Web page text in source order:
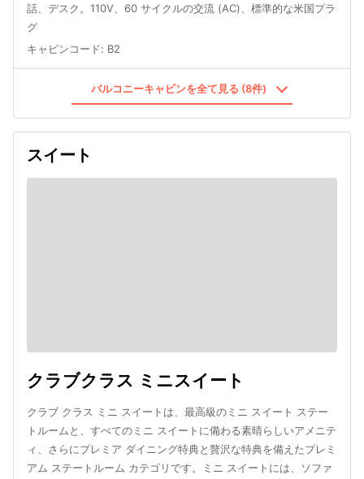
話、デスク。110V、60 サイクルの交流 (AC)、標準的な米国プラ
グ
キャビンコード: B2
バルコニーキャビンを全て見る (8件)
スイート
クラブクラス ミニスイート
クラブ クラス ミニ スイートは、最高級のミニ スイート ステー
トルームと、すべてのミニ スイートに備わる素晴らしいアメニテ
ィ、さらにプレミア ダイニング特典と贅沢な特典を備えたプレミ
アム ステートルーム カテゴリです。ミニ スイートには、ソファ